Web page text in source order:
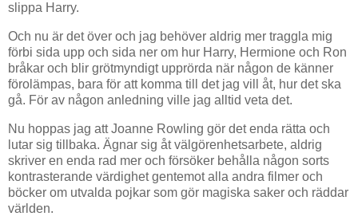
slippa Harry.
Och nu är det över och jag behöver aldrig mer traggla mig
förbi sida upp och sida ner om hur Harry, Hermione och Ron
bråkar och blir grötmyndigt upprörda när någon de känner
förolämpas, bara för att komma till det jag vill åt, hur det ska
gå. För av någon anledning ville jag alltid veta det.
Nu hoppas jag att Joanne Rowling gör det enda rätta och
lutar sig tillbaka. Ägnar sig åt välgörenhetsarbete, aldrig
skriver en enda rad mer och försöker behålla någon sorts
kontrasterande värdighet gentemot alla andra filmer och
böcker om utvalda pojkar som gör magiska saker och räddar
världen.